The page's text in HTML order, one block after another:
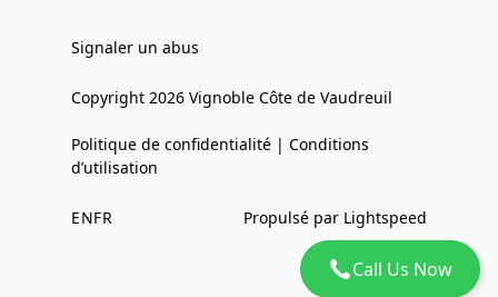
Call Us Now
Signaler un abus
Copyright 2026 Vignoble Côte de Vaudreuil
Politique de confidentialité | Conditions
d’utilisation
ENFR Propulsé par Lightspeed